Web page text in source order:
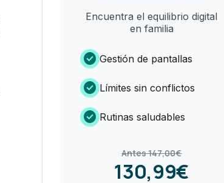
Encuentra el equilibrio digital
en familia
check_circle Gestión de pantallas
check_circle Límites sin conflictos
check_circle Rutinas saludables
Antes 147,00€
130,99€